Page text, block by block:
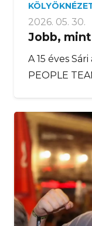
2026. 05. 30.
Jobb,
A 15 éves
PEOPLE